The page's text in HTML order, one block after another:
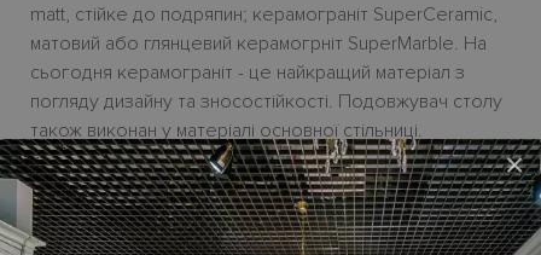
×
matt, стійке до подряпин; керамограніт SuperCeramic,
матовий або глянцевий керамогрніт SuperMarble. На
сьогодня керамограніт - це найкращий матеріал з
погляду дизайну та зносостійкості. Подовжувач столу
також виконан у матеріалі основної стільниці.
Розсувний механізм настільки досконалий, що
піддається навіть дитині.
Металева основа витончена та легка. Покриття -